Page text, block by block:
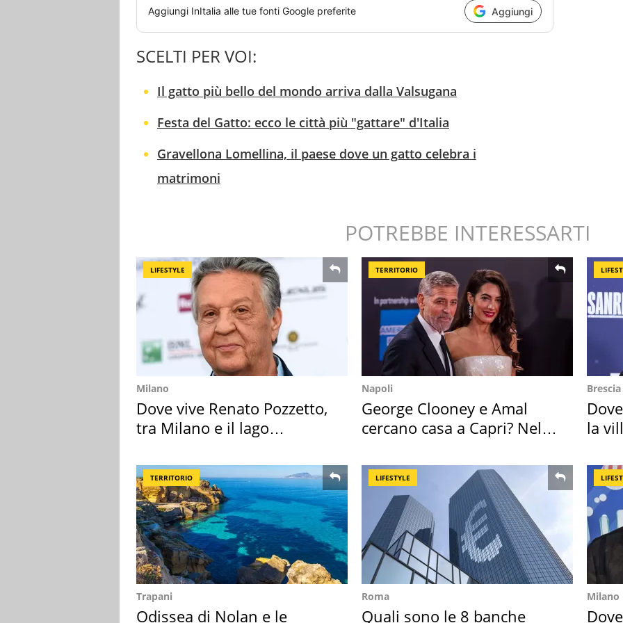
Aggiungi InItalia alle tue fonti Google preferite Aggiungi
SCELTI PER VOI:
Il gatto più bello del mondo arriva dalla Valsugana
Festa del Gatto: ecco le città più "gattare" d'Italia
Gravellona Lomellina, il paese dove un gatto celebra i
matrimoni
POTREBBE INTERESSARTI
LIFESTYLE
Milano
Dove vive Renato Pozzetto,
tra Milano e il lago
TERRITORIO
Napoli
George Clooney e Amal
cercano casa a Capri? Nel
Brescia
la
TERRITORIO
Trapani
Odissea di Nolan e le
LIFESTYLE
Roma
Quali sono le 8 banche
Milano